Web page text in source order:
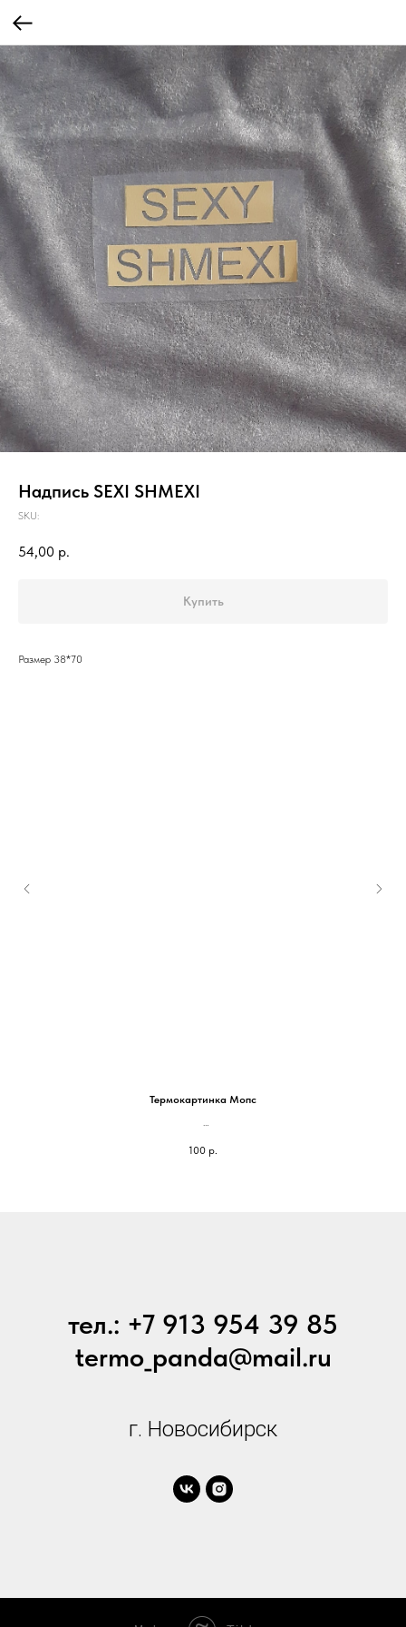
Надпись SEXI SHMEXI
SKU:
54,00 р.
Купить
Размер 38*70
Термокартинка Мопс
На паспорт 75*75мм - 70 руб
100 р.
тел.: +7 913 954 39 85
termo_panda@mail.ru
г. Новосибирск